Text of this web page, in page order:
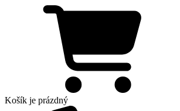
Košík je prázdný